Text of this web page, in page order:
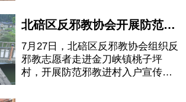
北碚区反邪教协会开展防范邪教宣传进村入户工作
7月27日，北碚区反邪教协会组织反
邪教志愿者走进金刀峡镇桃子坪
村，开展防范邪教进村入户宣传活